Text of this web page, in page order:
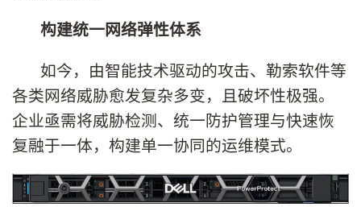
构建统一网络弹性体系
如今，由智能技术驱动的攻击、勒索软件等
各类网络威胁愈发复杂多变，且破坏性极强。
企业亟需将威胁检测、统一防护管理与快速恢
复融于一体，构建单一协同的运维模式。